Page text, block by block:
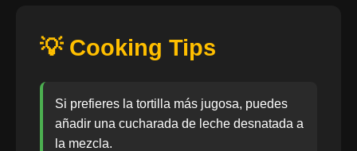
💡 Cooking Tips
Si prefieres la tortilla más jugosa, puedes
añadir una cucharada de leche desnatada a
la mezcla.